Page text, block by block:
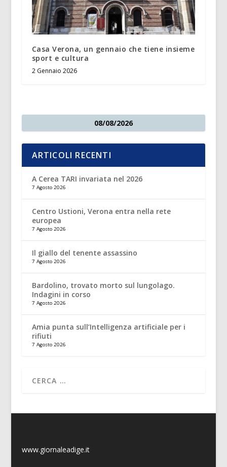
Casa Verona, un gennaio che tiene insieme
sport e cultura
2 Gennaio 2026
08/08/2026
ARTICOLI RECENTI
A Cerea TARI invariata nel 2026
7 Agosto 2026
Centro Ustioni, Verona entra nella rete
europea
7 Agosto 2026
Il giallo del tenente assassino
7 Agosto 2026
Bardolino, trovato morto sul lungolago.
Indagini in corso
7 Agosto 2026
Amia punta sull’Intelligenza artificiale per i
rifiuti
7 Agosto 2026
www.giornaleadige.it